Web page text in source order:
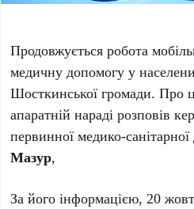
Продовжується робота
медичну допомогу у
Шосткинської громади. Про
апаратній нараді розповів
первинної медико-
Мазур,
За його інформацією, 20